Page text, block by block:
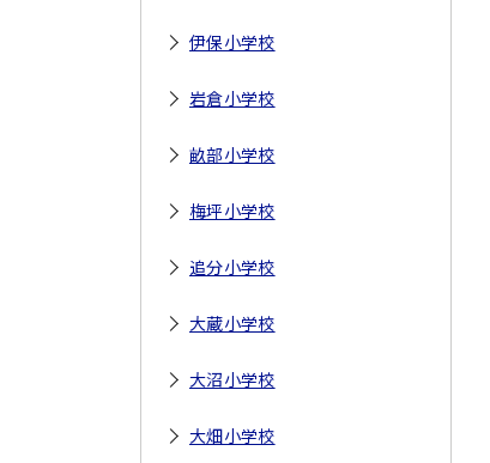
伊保小学校
岩倉小学校
畝部小学校
梅坪小学校
追分小学校
大蔵小学校
大沼小学校
大畑小学校